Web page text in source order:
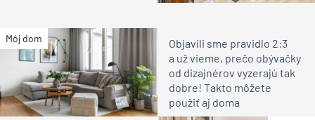
Môj dom
Objavili sme pravidlo 2:3
a už vieme, prečo obývačky
od dizajnérov vyzerajú tak
dobre! Takto môžete
použiť aj doma